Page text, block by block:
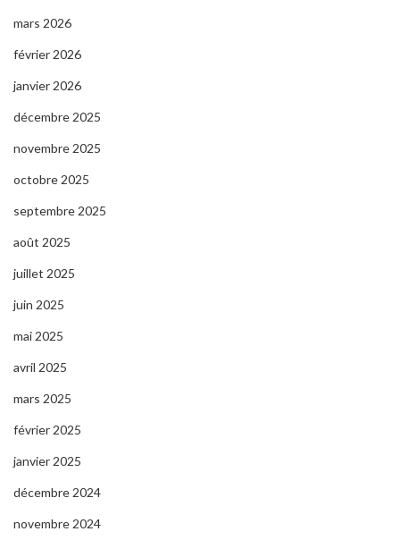
mars 2026
février 2026
janvier 2026
décembre 2025
novembre 2025
octobre 2025
septembre 2025
août 2025
juillet 2025
juin 2025
mai 2025
avril 2025
mars 2025
février 2025
janvier 2025
décembre 2024
novembre 2024